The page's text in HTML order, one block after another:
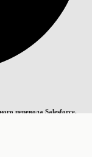
перевода Salesforce.